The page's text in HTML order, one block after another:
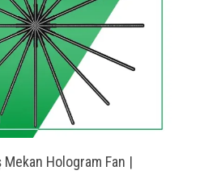
Mekan Hologram Fan |